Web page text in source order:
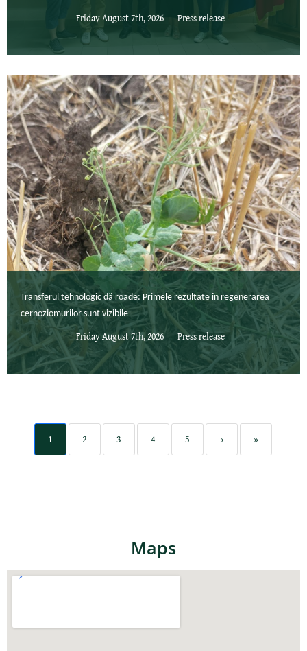
Friday August 7th, 2026 Press release
Transferul tehnologic dă roade: Primele rezultate în regenerarea
cernoziomurilor sunt vizibile
Friday August 7th, 2026 Press release
1 2 3 4 5 › »
Maps